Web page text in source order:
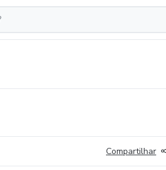
Compartilhar